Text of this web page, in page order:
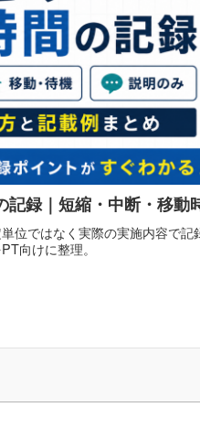
記録｜短縮・中断・移動
位ではなく実際の実施内容で
向けに整理。